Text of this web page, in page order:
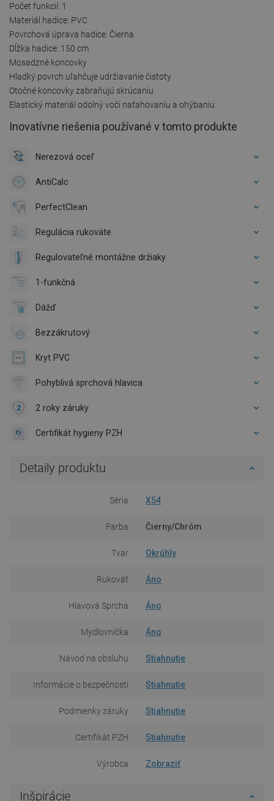
Počet funkcií: 1
Materiál hadice: PVC
Povrchová úprava hadice: Čierna
Dĺžka hadice: 150 cm
Mosadzné koncovky
Hladký povrch uľahčuje udržiavanie čistoty
Otočné koncovky zabraňujú skrúcaniu
Elastický materiál odolný voči naťahovaniu a ohýbaniu
Inovatívne riešenia používané v tomto produkte
Nerezová oceľ
AntiCalc
PerfectClean
Regulácia rukoväte
Regulovateľné montážne držiaky
1-funkčná
Dážď
Bezzákrutový
Kryt PVC
Pohyblivá sprchová hlavica
2 roky záruky
Certifikát hygieny PZH
Detaily produktu
Séria X54
Farba Čierny/Chróm
Tvar Okrúhly
Rukoväť Áno
Hlavová Sprcha Áno
Mydlovnička Áno
Návod na obsluhu Stiahnutie
Informácie o bezpečnosti Stiahnutie
Podmienky záruky Stiahnutie
Certifikát PZH Stiahnutie
Výrobca Zobraziť
Inšpirácie